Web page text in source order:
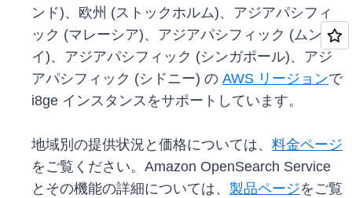
ンド)、欧州 (ストックホルム)、アジアパシフィ
ック (マレーシア)、アジアパシフィック (ムンバ
イ)、アジアパシフィック (シンガポール)、アジ
アパシフィック (シドニー) の AWS リージョンで
i8ge インスタンスをサポートしています。
地域別の提供状況と価格については、 料金ページ
をご覧ください。Amazon OpenSearch Service
とその機能の詳細については、 製品ページをご覧